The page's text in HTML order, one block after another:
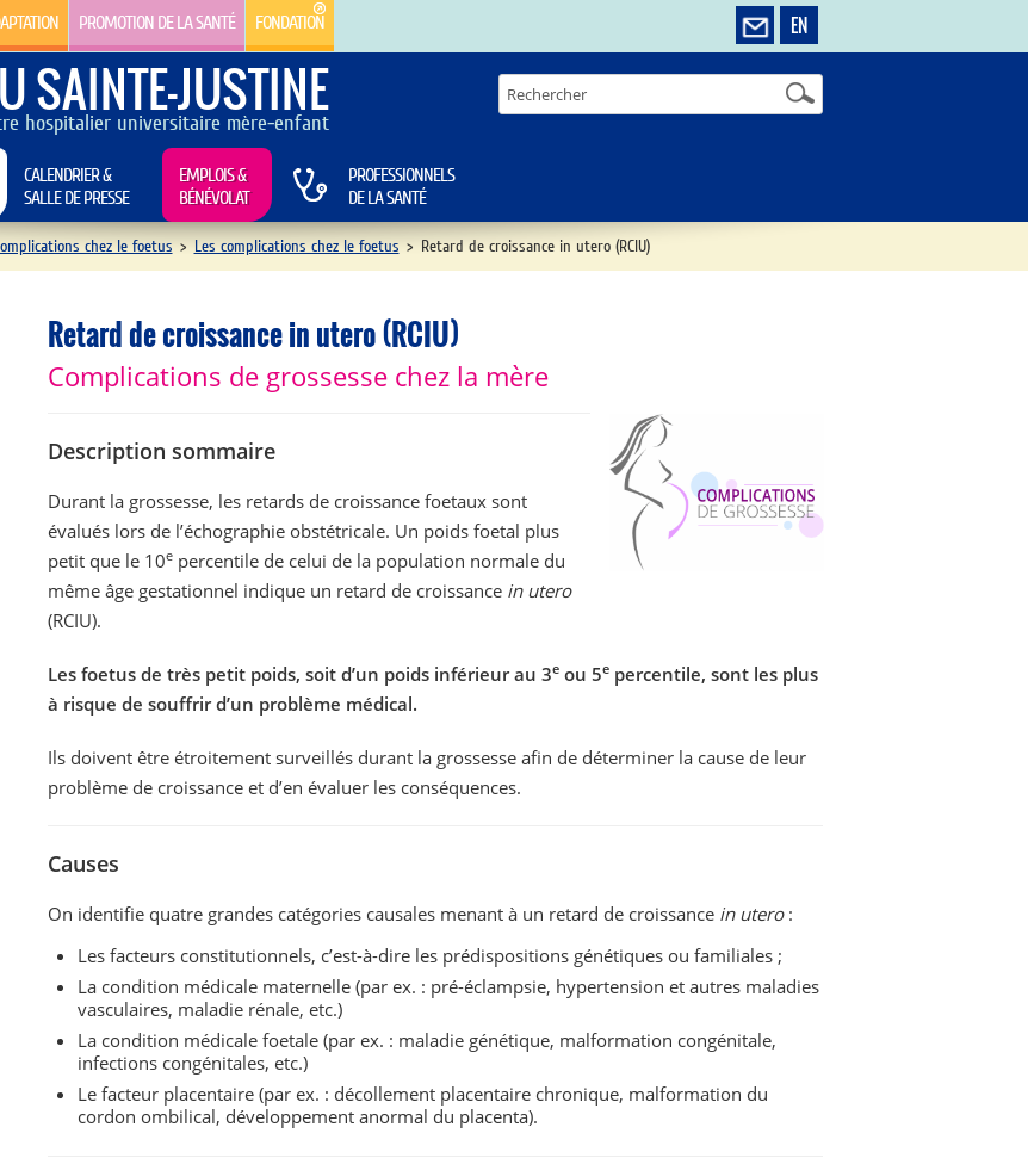
EN
PROMOTION DE LA SANTÉ FONDATION
SAINTE-JUSTINE
hospitalier universitaire mère-enfant
CALENDRIER &
SALLE DE PRESSE
EMPLOIS &
BÉNÉVOLAT
PROFESSIONNELS
DE LA SANTÉ
chez le foetus > Les complications chez le foetus > Retard de croissance in utero (RCIU)
Retard de croissance in utero (RCIU)
Complications de grossesse chez la mère
Description sommaire
Durant la grossesse, les retards de croissance foetaux sont
évalués lors de l’échographie obstétricale. Un poids foetal plus
petit que le 10e percentile de celui de la population normale du
même âge gestationnel indique un retard de croissance in utero
(RCIU).
Les foetus de très petit poids, soit d’un poids inférieur au 3e ou 5e percentile, sont les plus
à risque de souffrir d’un problème médical.
Ils doivent être étroitement surveillés durant la grossesse afin de déterminer la cause de leur
problème de croissance et d’en évaluer les conséquences.
Causes
On identifie quatre grandes catégories causales menant à un retard de croissance in utero:
Les facteurs constitutionnels, c’est-à-dire les prédispositions génétiques ou familiales ;
La condition médicale maternelle (par ex. : pré-éclampsie, hypertension et autres maladies
vasculaires, maladie rénale, etc.)
La condition médicale foetale (par ex. : maladie génétique, malformation congénitale,
infections congénitales, etc.)
Le facteur placentaire (par ex. : décollement placentaire chronique, malformation du
cordon ombilical, développement anormal du placenta).